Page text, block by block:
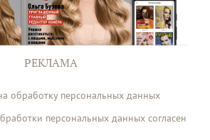
РЕКЛАМА
обработку персональных данных
персональных данных согласен